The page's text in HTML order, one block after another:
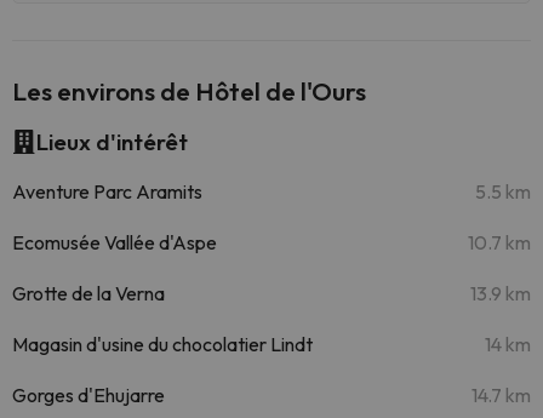
Les environs de Hôtel de l'Ours
Lieux d'intérêt
Aventure Parc Aramits 5.5 km
Ecomusée Vallée d'Aspe 10.7 km
Grotte de la Verna 13.9 km
Magasin d'usine du chocolatier Lindt 14 km
Gorges d'Ehujarre 14.7 km